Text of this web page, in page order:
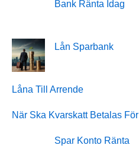
Bank Ränta Idag
Lån Sparbank
Låna Till Arrende
När Ska Kvarskatt Betalas
Spar Konto Ränta